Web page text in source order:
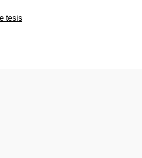
tesis